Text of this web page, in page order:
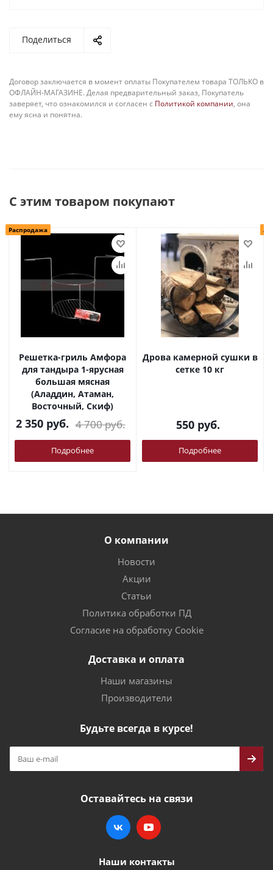
Поделиться
Договор заключается в момент оплаты Покупателем товара ТОЛЬКО в
ОФЛАЙН-МАГАЗИНЕ. Делая предварительный заказ, Покупатель
заверяет, что ознакомился и согласен с Политикой компании, она
ему ясна и понятна.
С этим товаром покупают
Распродажа
Решетка-гриль Амфора
для тандыра 1-ярусная
большая мясная
(Аладдин, Атаман,
Восточный, Скиф)
2 350руб. 4 700руб.
Подробнее
Дрова камерной сушки в
сетке 10 кг
550руб.
Подробнее
О компании
Новости
Акции
Статьи
Политика обработки ПД
Согласие на обработку Cookie
Доставка и оплата
Наши магазины
Производители
Будьте всегда в курсе!
Оставайтесь на связи
Наши контакты